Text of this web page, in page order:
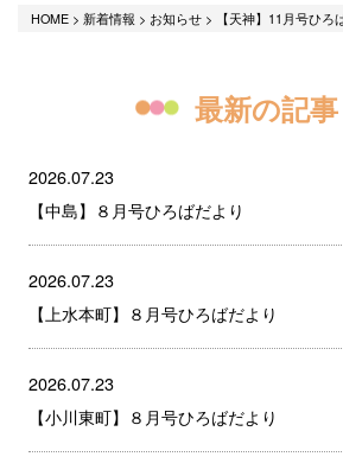
HOME> 新着情報 > お知らせ> 【天神】11月号ひろ
最新の記事
2026.07.23
【中島】８月号ひろばだより
2026.07.23
【上水本町】８月号ひろばだより
2026.07.23
【小川東町】８月号ひろばだより